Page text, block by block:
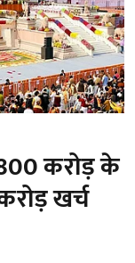
800 करोड़ के
खर्च